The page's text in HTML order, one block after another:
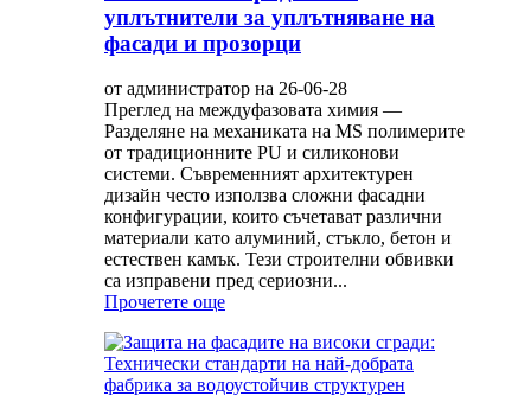
уплътнители за уплътняване на
фасади и прозорци
от администратор на 26-06-28
Преглед на междуфазовата химия —
Разделяне на механиката на MS полимерите
от традиционните PU и силиконови
системи. Съвременният архитектурен
дизайн често използва сложни фасадни
конфигурации, които съчетават различни
материали като алуминий, стъкло, бетон и
естествен камък. Тези строителни обвивки
са изправени пред сериозни...
Прочетете още